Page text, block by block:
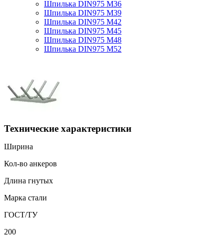
Шпилька DIN975 М36
Шпилька DIN975 М39
Шпилька DIN975 М42
Шпилька DIN975 М45
Шпилька DIN975 М48
Шпилька DIN975 М52
Технические характеристики
Ширина
Кол-во анкеров
Длина гнутых
Марка стали
ГОСТ/ТУ
200